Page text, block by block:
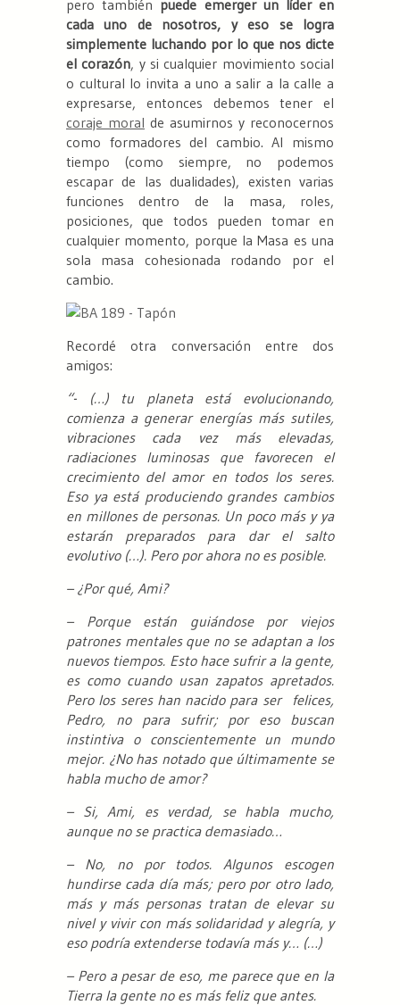
pero también puede emerger un líder en
cada uno de nosotros, y eso se logra
simplemente luchando por lo que nos dicte
el corazón, y si cualquier movimiento social
o cultural lo invita a uno a salir a la calle a
expresarse, entonces debemos tener el
coraje moral de asumirnos y reconocernos
como formadores del cambio. Al mismo
tiempo (como siempre, no podemos
escapar de las dualidades), existen varias
funciones dentro de la masa, roles,
posiciones, que todos pueden tomar en
cualquier momento, porque la Masa es una
sola masa cohesionada rodando por el
cambio.
Recordé otra conversación entre dos
amigos:
“- (…) tu planeta está evolucionando,
comienza a generar energías más sutiles,
vibraciones cada vez más elevadas,
radiaciones luminosas que favorecen el
crecimiento del amor en todos los seres.
Eso ya está produciendo grandes cambios
en millones de personas. Un poco más y ya
estarán preparados para dar el salto
evolutivo (…). Pero por ahora no es posible.
– ¿Por qué, Ami?
– Porque están guiándose por viejos
patrones mentales que no se adaptan a los
nuevos tiempos. Esto hace sufrir a la gente,
es como cuando usan zapatos apretados.
Pero los seres han nacido para ser felices,
Pedro, no para sufrir; por eso buscan
instintiva o conscientemente un mundo
mejor. ¿No has notado que últimamente se
habla mucho de amor?
– Si, Ami, es verdad, se habla mucho,
aunque no se practica demasiado…
– No, no por todos. Algunos escogen
hundirse cada día más; pero por otro lado,
más y más personas tratan de elevar su
nivel y vivir con más solidaridad y alegría, y
eso podría extenderse todavía más y… (…)
– Pero a pesar de eso, me parece que en la
Tierra la gente no es más feliz que antes.